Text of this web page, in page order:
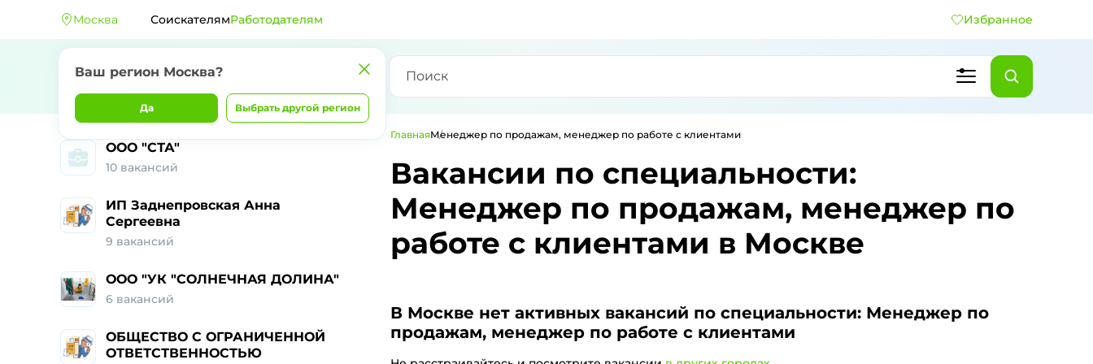
Москва
Ваш регион Москва?
Да Выбрать другой регион
СоискателямРаботодателям Избранное
ООО "СТА"
10 вакансий
ИП Заднепровская Анна
Сергеевна
9 вакансий
ООО "УК "СОЛНЕЧНАЯ ДОЛИНА"
6 вакансий
ОБЩЕСТВО С ОГРАНИЧЕННОЙ
ОТВЕТСТВЕННОСТЬЮ
ГлавнаяМенеджер по продажам, менеджер по работе с клиентами
Вакансии по специальности:
Менеджер по продажам, менеджер по
работе с клиентами в Москве
В Москве нет активных вакансий по специальности: Менеджер по
продажам, менеджер по работе с клиентами